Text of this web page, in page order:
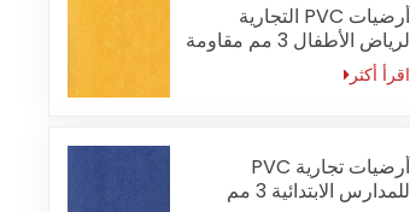
أرضيات PVC التجارية
لرياض الأطفال 3 مم مقاومة
للماء
اقرأ أكثر
أرضيات تجارية PVC
للمدارس الابتدائية 3 مم